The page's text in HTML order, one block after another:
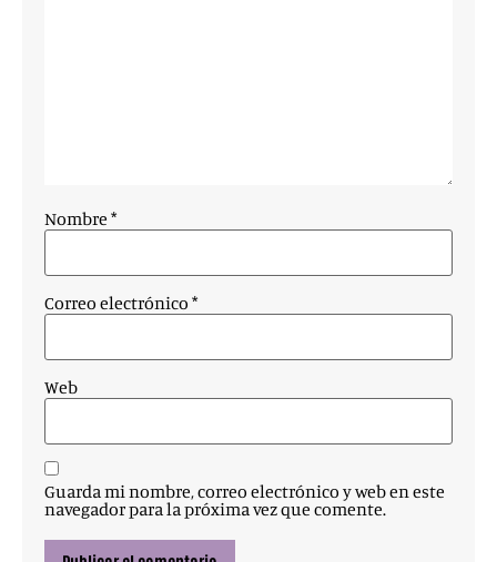
Nombre *
Correo electrónico *
Web
Guarda mi nombre, correo electrónico y web en este
navegador para la próxima vez que comente.